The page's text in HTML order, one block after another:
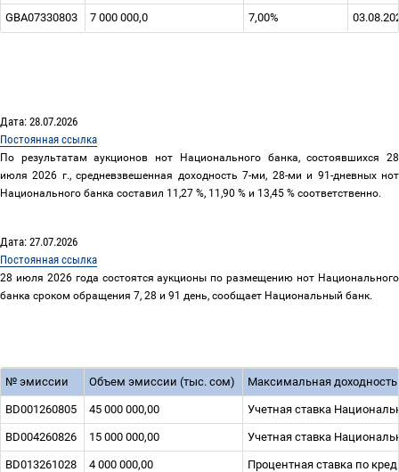
GBА07330803 7 000 000,0 7,00%
Дата: 28.07.2026
Постоянная ссылка
По результатам аукционов нот Национального банка, состоявшихся 28
июля 2026 г., средневзвешенная доходность 7-ми, 28-ми и 91-дневных нот
Национального банка составил 11,27 %, 11,90 % и 13,45 % соответственно.
Дата: 27.07.2026
Постоянная ссылка
28 июля 2026 года состоятся аукционы по размещению нот Национального
банка сроком обращения 7, 28 и 91 день, сообщает Национальный банк.
№ эмиссии Объем эмиссии (тыс. сом) Максимальная
BD001260805 45 000 000,00 Учетная ставка
BD004260826 15 000 000,00 Учетная ставка
BD013261028 4 000 000,00 Процентная ставка по